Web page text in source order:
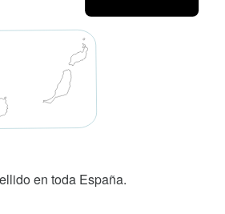
en toda España.